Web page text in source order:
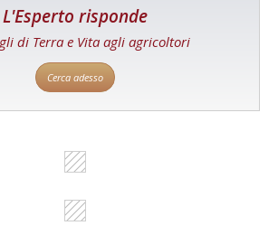
L'Esperto risponde
di Terra e Vita agli agricoltori
Cerca adesso